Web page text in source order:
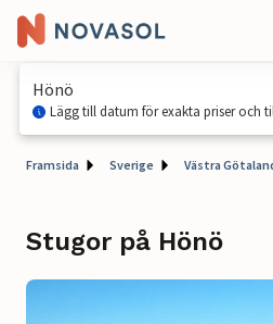
Hönö
Lägg till datum för exakta priser och
Framsida Sverige Västra
Stugor på Hönö